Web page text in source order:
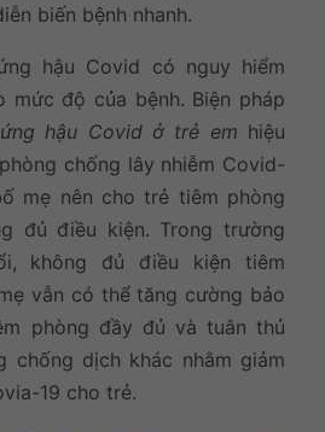
biến bệnh nhanh.
hậu Covid có nguy hiểm
mức độ của bệnh. Biện pháp
hậu Covid ở trẻ em hiệu
chống lây nhiễm Covid-
mẹ nên cho trẻ tiêm phòng
đủ điều kiện. Trong trường
không đủ điều kiện tiêm
vẫn có thể tăng cường bảo
phòng đầy đủ và tuân thủ
chống dịch khác nhằm giảm
19 cho trẻ.